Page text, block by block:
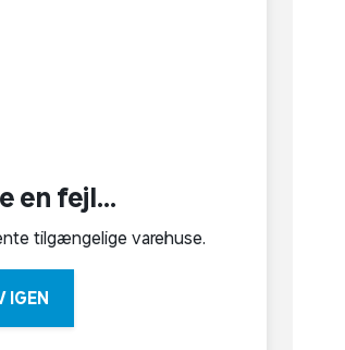
en fejl...
tilgængelige varehuse.
IGEN